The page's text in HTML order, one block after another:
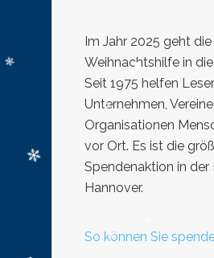
Im Jahr 2025 geht die
Weihnachtshilfe in die
Seit 1975 helfen Leser,
Unternehmen,
Organisationen
vor Ort. Es ist die
Spendenaktion in der
Hannover.
So können Sie